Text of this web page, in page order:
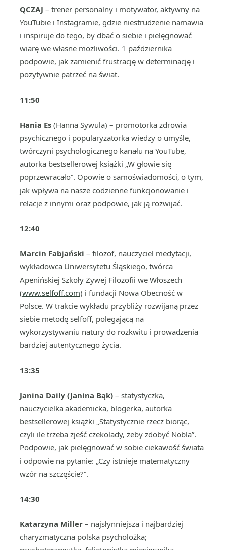
QCZAJ – trener personalny i motywator, aktywny na
YouTubie i Instagramie, gdzie niestrudzenie namawia
i inspiruje do tego, by dbać o siebie i pielęgnować
wiarę we własne możliwości. 1 października
podpowie, jak zamienić frustrację w determinację i
pozytywnie patrzeć na świat.
11:50
Hania Es (Hanna Sywula) – promotorka zdrowia
psychicznego i popularyzatorka wiedzy o umyśle,
twórczyni psychologicznego kanału na YouTube,
autorka bestsellerowej książki „W głowie się
poprzewracało”. Opowie o samoświadomości, o tym,
jak wpływa na nasze codzienne funkcjonowanie i
relacje z innymi oraz podpowie, jak ją rozwijać.
12:40
Marcin Fabjański – filozof, nauczyciel medytacji,
wykładowca Uniwersytetu Śląskiego, twórca
Apenińskiej Szkoły Żywej Filozofii we Włoszech
(www.selfoff.com) i fundacji Nowa Obecność w
Polsce. W trakcie wykładu przybliży rozwijaną przez
siebie metodę selfoff, polegającą na
wykorzystywaniu natury do rozkwitu i prowadzenia
bardziej autentycznego życia.
13:35
Janina Daily (Janina Bąk) – statystyczka,
nauczycielka akademicka, blogerka, autorka
bestsellerowej książki „Statystycznie rzecz biorąc,
czyli ile trzeba zjeść czekolady, żeby zdobyć Nobla”.
Podpowie, jak pielęgnować w sobie ciekawość świata
i odpowie na pytanie: „Czy istnieje matematyczny
wzór na szczęście?”.
14:30
Katarzyna Miller – najsłynniejsza i najbardziej
charyzmatyczna polska psycholożka;